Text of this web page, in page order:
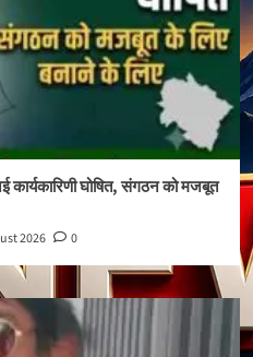
घोषित, संगठन को मजबूत
2026 0